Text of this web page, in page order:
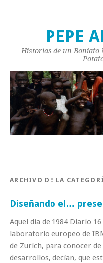
PEPE
Historias de un Boniato
ARCHIVO DE LA
Diseñando el…
Aquel día de 1984 Diario
laboratorio europeo de
de Zurich, para conocer
desarrollos, decían, que